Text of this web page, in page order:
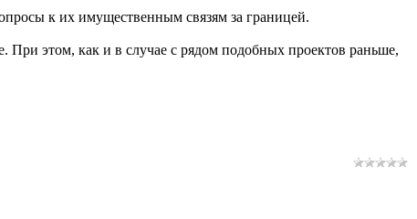
к их имущественным связям за границей.
этом, как и в случае с рядом подобных проектов раньше,